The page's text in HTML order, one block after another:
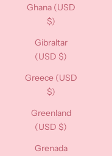
Ghana (USD
$)
Gibraltar
(USD $)
Greece (USD
$)
Greenland
(USD $)
Grenada